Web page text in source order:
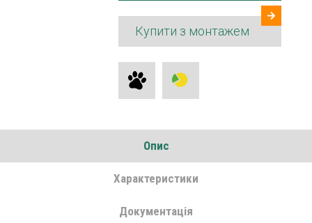
Купити з монтажем
Опис
Характеристики
Документація